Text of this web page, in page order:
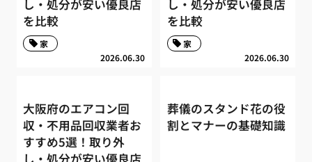
し・処分が安い優良店
を比較
2026.06.30
家
し・処分が安い優良店
を比較
2026.06.30
家
大阪府のエアコン回
収・不用品回収業者お
すすめ5選！取り外
し・処分が安い優良店
葬儀のスタンド花の役
割とマナーの基礎知識